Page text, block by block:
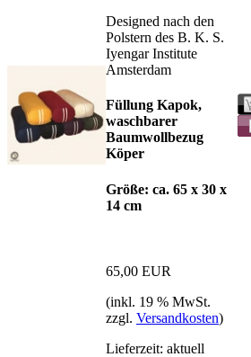
Designed nach den
Polstern des B. K. S.
Iyengar Institute
Amsterdam
Füllung Kapok,
waschbarer
Baumwollbezug
Köper
Größe: ca. 65 x 30 x
14 cm
65,00 EUR
(inkl. 19 % MwSt.
zzgl. Versandkosten)
Lieferzeit: aktuell